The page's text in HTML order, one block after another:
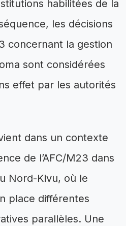
habilitées de la
les décisions
concernant la gestion
sont considérées
effet par les autorités
dans un contexte
de l’AFC/M23 dans
Nord-Kivu, où le
place différentes
parallèles. Une